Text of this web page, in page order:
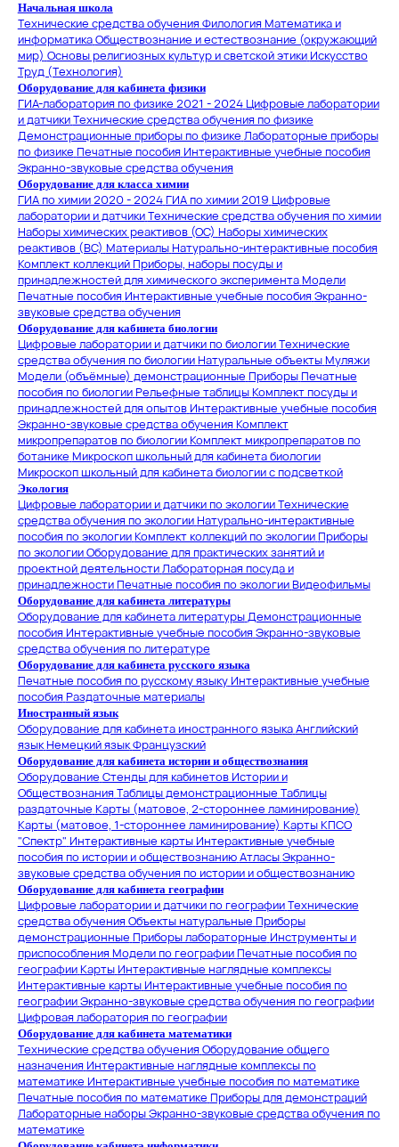
Начальная школа
Технические средства обученияФилологияМатематика и
информатикаОбществознание и естествознание (окружающий
мир) Основы религиозных культур и светской этики Искусство
Труд (Технология)
Оборудование для кабинета физики
ГИА-лаборатория по физике 2021 - 2024Цифровые лаборатории
и датчикиТехнические средства обучения по физике
Демонстрационные приборы по физике Лабораторные приборы
по физике Печатные пособия Интерактивные учебные пособия
Экранно-звуковые средства обучения
Оборудование для класса химии
ГИА по химии 2020 - 2024ГИА по химии 2019 Цифровые
лаборатории и датчикиТехнические средства обучения по химии
Наборы химических реактивов (ОС) Наборы химических
реактивов (ВС) МатериалыНатурально-интерактивные пособия
Комплект коллекцийПриборы, наборы посуды и
принадлежностей для химического экспериментаМодели
Печатные пособия Интерактивные учебные пособияЭкранно-
звуковые средства обучения
Оборудование для кабинета биологии
Цифровые лаборатории и датчики по биологииТехнические
средства обучения по биологииНатуральные объектыМуляжи
Модели (объёмные) демонстрационные ПриборыПечатные
пособия по биологииРельефные таблицыКомплект посуды и
принадлежностей для опытов Интерактивные учебные пособия
Экранно-звуковые средства обученияКомплект
микропрепаратов по биологииКомплект микропрепаратов по
ботанике Микроскоп школьный для кабинета биологии
Микроскоп школьный для кабинета биологии с подсветкой
Экология
Цифровые лаборатории и датчики по экологииТехнические
средства обучения по экологииНатурально-интерактивные
пособия по экологииКомплект коллекций по экологииПриборы
по экологииОборудование для практических занятий и
проектной деятельностиЛабораторная посуда и
принадлежностиПечатные пособия по экологииВидеофильмы
Оборудование для кабинета литературы
Оборудование для кабинета литературыДемонстрационные
пособия Интерактивные учебные пособияЭкранно-звуковые
средства обучения по литературе
Оборудование для кабинета русского языка
Печатные пособия по русскому языку Интерактивные учебные
пособияРаздаточные материалы
Иностранный язык
Оборудование для кабинета иностранного языкаАнглийский
языкНемецкий языкФранцузский
Оборудование для кабинета истории и обществознания
Оборудование Стенды для кабинетов Истории и
ОбществознанияТаблицы демонстрационные Таблицы
раздаточные Карты (матовое, 2-стороннее ламинирование)
Карты (матовое, 1-стороннее ламинирование) Карты КПСО
"Спектр" Интерактивные карты Интерактивные учебные
пособия по истории и обществознаниюАтласыЭкранно-
звуковые средства обучения по истории и обществознанию
Оборудование для кабинета географии
Цифровые лаборатории и датчики по географииТехнические
средства обученияОбъекты натуральные Приборы
демонстрационные Приборы лабораторные Инструменты и
приспособленияМодели по географииПечатные пособия по
географииКарты Интерактивные наглядные комплексы
Интерактивные карты Интерактивные учебные пособия по
географииЭкранно-звуковые средства обучения по географии
Цифровая лаборатория по географии
Оборудование для кабинета математики
Технические средства обученияОборудование общего
назначения Интерактивные наглядные комплексы по
математике Интерактивные учебные пособия по математике
Печатные пособия по математике Приборы для демонстраций
Лабораторные наборыЭкранно-звуковые средства обучения по
математике